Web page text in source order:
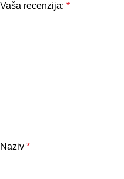
Vaša recenzija: *
Naziv *